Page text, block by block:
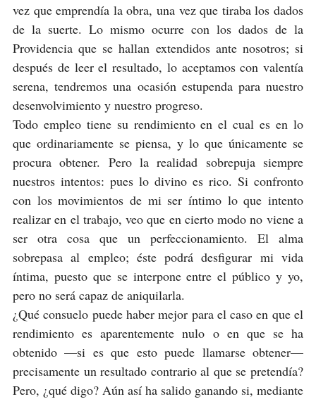
vez que emprendía la obra, una vez que tiraba los dados
de la suerte. Lo mismo ocurre con los dados de la
Providencia que se hallan extendidos ante nosotros; si
después de leer el resultado, lo aceptamos con valentía
serena, tendremos una ocasión estupenda para nuestro
desenvolvimiento y nuestro progreso.
Todo empleo tiene su rendimiento en el cual es en lo
que ordinariamente se piensa, y lo que únicamente se
procura obtener. Pero la realidad sobrepuja siempre
nuestros intentos: pues lo divino es rico. Si confronto
con los movimientos de mi ser íntimo lo que intento
realizar en el trabajo, veo que en cierto modo no viene a
ser otra cosa que un perfeccionamiento. El alma
sobrepasa al empleo; éste podrá desfigurar mi vida
íntima, puesto que se interpone entre el público y yo,
pero no será capaz de aniquilarla.
¿Qué consuelo puede haber mejor para el caso en que el
rendimiento es aparentemente nulo o en que se ha
obtenido —si es que esto puede llamarse obtener—
precisamente un resultado contrario al que se pretendía?
Pero, ¿qué digo? Aún así ha salido ganando si, mediante